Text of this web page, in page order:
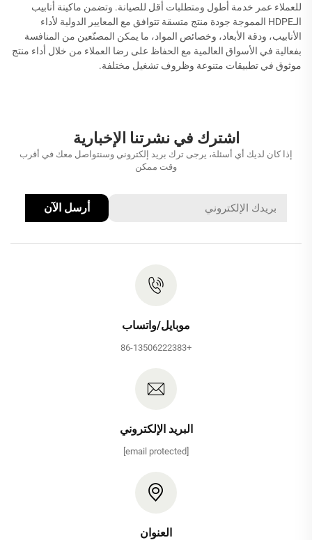
للعملاء عمر خدمة أطول ومتطلبات أقل للصيانة. وتضمن ماكينة أنابيب
الـHDPE المموجة جودة منتج متسقة تتوافق مع المعايير الدولية لأداء
الأنابيب، ودقة الأبعاد، وخصائص المواد، ما يمكن المصنّعين من المنافسة
بفعالية في الأسواق العالمية مع الحفاظ على رضا العملاء من خلال أداء منتج
موثوق في تطبيقات متنوعة وظروف تشغيل مختلفة.
اشترك في نشرتنا الإخبارية
إذا كان لديك أي أسئلة، يرجى ترك بريد إلكتروني وسنتواصل معك في أقرب
وقت ممكن
أرسل الآن
موبايل/واتساب
+86-13506222383
البريد الإلكتروني
[email protected]
العنوان